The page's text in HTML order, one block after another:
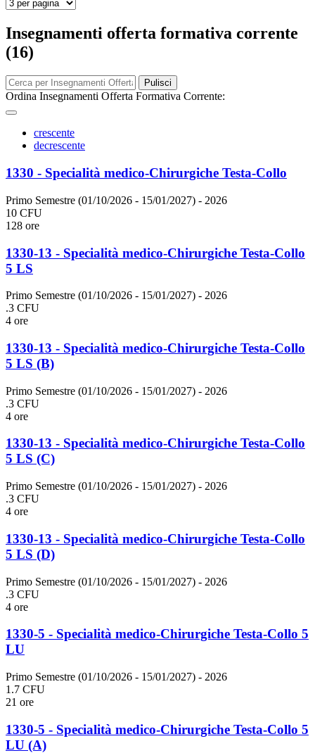
Insegnamenti offerta formativa corrente
(16)
Pulisci
Ordina Insegnamenti Offerta Formativa Corrente:
crescente
decrescente
1330 - Specialità medico-Chirurgiche Testa-Collo
Primo Semestre (01/10/2026 - 15/01/2027) - 2026
10 CFU
128 ore
1330-13 - Specialità medico-Chirurgiche Testa-Collo
5 LS
Primo Semestre (01/10/2026 - 15/01/2027) - 2026
.3 CFU
4 ore
1330-13 - Specialità medico-Chirurgiche Testa-Collo
5 LS (B)
Primo Semestre (01/10/2026 - 15/01/2027) - 2026
.3 CFU
4 ore
1330-13 - Specialità medico-Chirurgiche Testa-Collo
5 LS (C)
Primo Semestre (01/10/2026 - 15/01/2027) - 2026
.3 CFU
4 ore
1330-13 - Specialità medico-Chirurgiche Testa-Collo
5 LS (D)
Primo Semestre (01/10/2026 - 15/01/2027) - 2026
.3 CFU
4 ore
1330-5 - Specialità medico-Chirurgiche Testa-Collo 5
LU
Primo Semestre (01/10/2026 - 15/01/2027) - 2026
1.7 CFU
21 ore
1330-5 - Specialità medico-Chirurgiche Testa-Collo 5
LU (A)